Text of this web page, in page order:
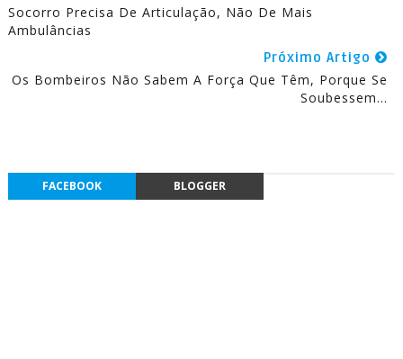
Socorro Precisa De Articulação, Não De Mais
Ambulâncias
Próximo Artigo
Os Bombeiros Não Sabem A Força Que Têm, Porque Se
Soubessem...
FACEBOOK BLOGGER